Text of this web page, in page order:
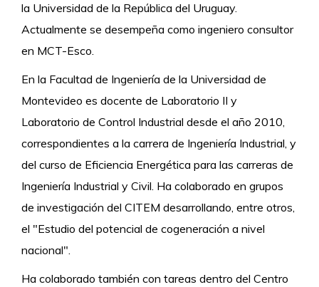
la Universidad de la República del Uruguay.
Actualmente se desempeña como ingeniero consultor
en MCT-Esco.
En la Facultad de Ingeniería de la Universidad de
Montevideo es docente de Laboratorio II y
Laboratorio de Control Industrial desde el año 2010,
correspondientes a la carrera de Ingeniería Industrial, y
del curso de Eficiencia Energética para las carreras de
Ingeniería Industrial y Civil. Ha colaborado en grupos
de investigación del CITEM desarrollando, entre otros,
el "Estudio del potencial de cogeneración a nivel
nacional".
Ha colaborado también con tareas dentro del Centro